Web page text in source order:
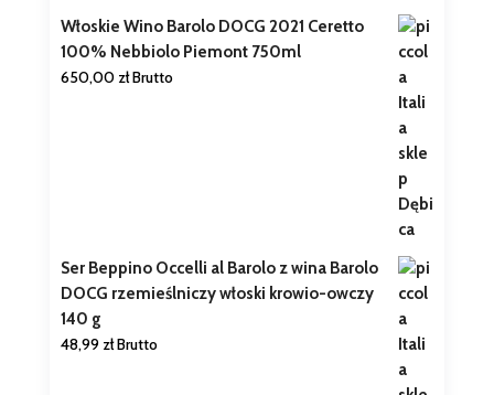
Włoskie Wino Barolo DOCG 2021 Ceretto
100% Nebbiolo Piemont 750ml
650,00 złBrutto
Ser Beppino Occelli al Barolo z wina Barolo
DOCG rzemieślniczy włoski krowio-owczy
140 g
48,99 złBrutto